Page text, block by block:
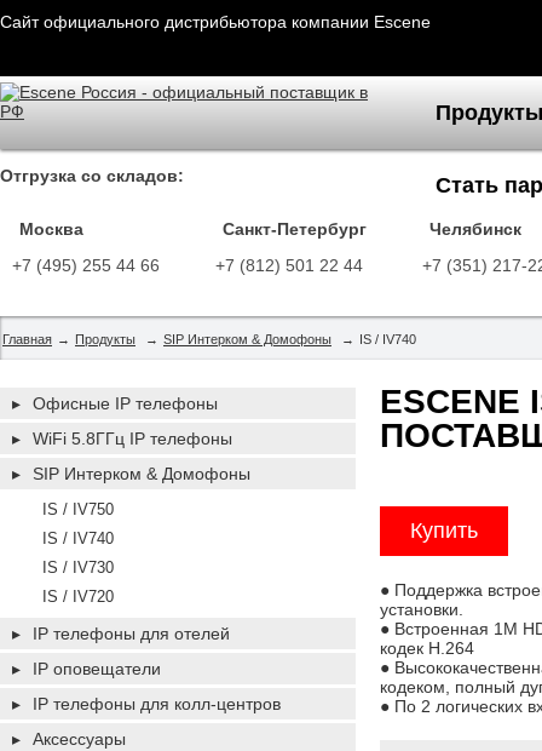
Сайт официального дистрибьютора компании Escene
Продукты
Стать
Отгрузка со складов:
Москва
+7 (495) 255 44 66
Санкт-Петербург
+7 (812) 501 22 44
Челябинск
+7 (351) 217-
Главная → Продукты → SIP Интерком & Домофоны → IS / IV740
▸
Офисные IP телефоны
▸
WiFi 5.8ГГц IP телефоны
▸
SIP Интерком & Домофоны
IS / IV750
IS / IV740
IS / IV730
IS / IV720
▸
IP телефоны для отелей
▸
IP оповещатели
▸
IP телефоны для колл-центров
▸
Аксессуары
Купить
● Поддержка
установки.
● Встроенная 1M
кодек H.264
●
кодеком, полный
● По 2 логических